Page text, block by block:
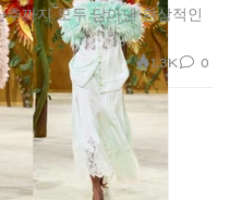
까지 모두 담아낸 환상적인
1.3K 0